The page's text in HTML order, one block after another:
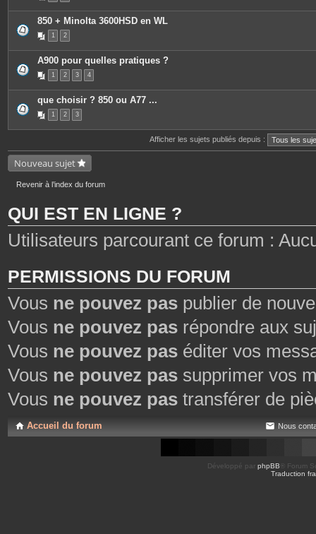
i
n
s
c
s
850 + Minolta 3600HSD en WL
1 2
A900 pour quelles pratiques ?
1 2 3 4
que choisir ? 850 ou A77 ...
1 2 3
Afficher les sujets publiés depuis :
Nouveau sujet
Revenir à l’index du forum
QUI EST EN LIGNE ?
Utilisateurs parcourant ce forum :
PERMISSIONS DU FORUM
Vous ne pouvez pas publier de
Vous ne pouvez pas répondre aux
Vous ne pouvez pas éditer vos
Vous ne pouvez pas supprimer vos
Vous ne pouvez pas transférer de
Accueil du forum Nous
Développé par phpBB ® Forum
Traduction